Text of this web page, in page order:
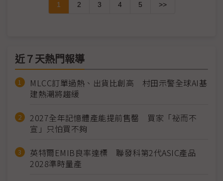
1 2 3 4 5 >>
近７天熱門報導
MLCC訂單過熱、出貨比創高 村田示警全球AI基
建熱潮將趨緩
2027全年記憶體產能提前售罄 買家「祕而不
宣」只怕買不夠
英特爾EMIB良率達標 聯發科第2代ASIC產品
2028準時量產